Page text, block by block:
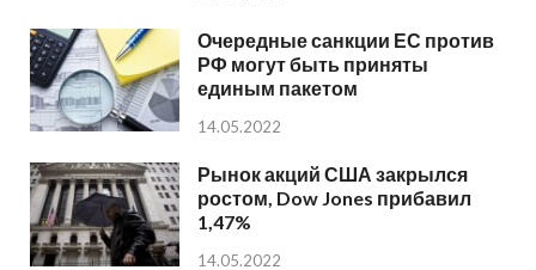
Очередные санкции ЕС против
РФ могут быть приняты
единым пакетом
14.05.2022
Рынок акций США закрылся
ростом, Dow Jones прибавил
1,47%
14.05.2022